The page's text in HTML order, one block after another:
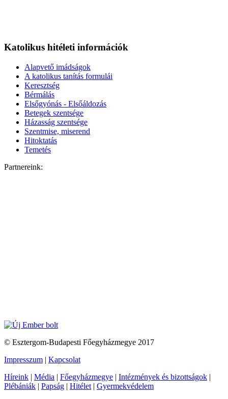
Katolikus hitéleti információk
Alapvető imádságok
A katolikus tanítás formulái
Keresztség
Bérmálás
Elsőgyónás - Elsőáldozás
Betegek szentsége
Házasság szentsége
Szentmise, miserend
Hitoktatás
Temetés
Partnereink:
© Esztergom-Budapesti Főegyházmegye 2017
Impresszum | Kapcsolat
Híreink | Média | Főegyházmegye | Intézmények és bizottságok |
Plébániák | Papság | Hitélet | Gyermekvédelem